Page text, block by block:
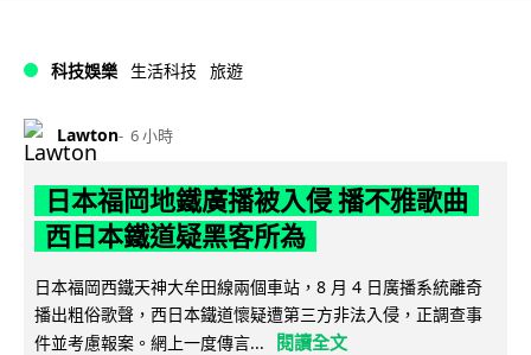
科技娛樂 生活科技 旅遊
Lawton 6 小時
日本福岡地鐵廣播被入侵 播不雅歌曲
西日本鐵道疑黑客所為
日本福岡西鐵天神大牟田線兩個車站，8 月 4 日廣播系統離奇
播出粗俗歌聲，西日本鐵道懷疑遭第三方非法入侵，正調查事
件並考慮報案。網上一度傳言...
閱讀全文